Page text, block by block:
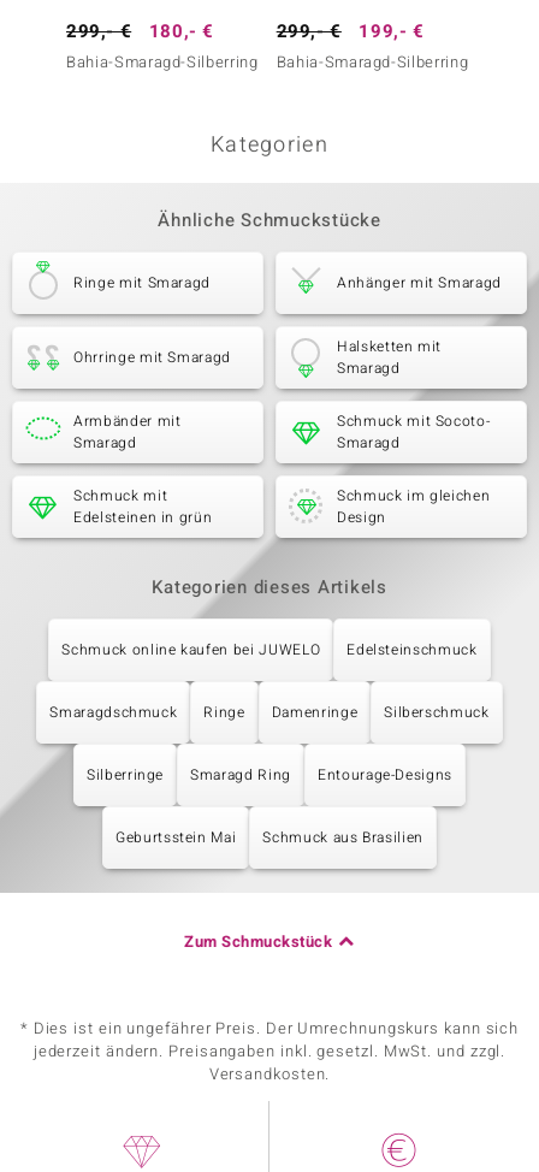
299,- € 180,- €
Bahia-Smaragd-Silberring
299,- € 199,- €
Bahia-Smaragd-Silberring
Kategorien
Ähnliche Schmuckstücke
Ringe mit Smaragd Anhänger mit Smaragd
Ohrringe mit Smaragd
Halsketten mit
Smaragd
Armbänder mit
Smaragd
Schmuck mit Socoto-
Smaragd
Schmuck mit
Edelsteinen in grün
Schmuck im gleichen
Design
Kategorien dieses Artikels
Schmuck online kaufen bei JUWELO Edelsteinschmuck
Smaragdschmuck Ringe Damenringe Silberschmuck
Silberringe Smaragd Ring Entourage-Designs
Geburtsstein Mai Schmuck aus Brasilien
Zum Schmuckstück
* Dies ist ein ungefährer Preis. Der Umrechnungskurs kann sich
jederzeit ändern. Preisangaben inkl. gesetzl. MwSt. und zzgl.
Versandkosten.